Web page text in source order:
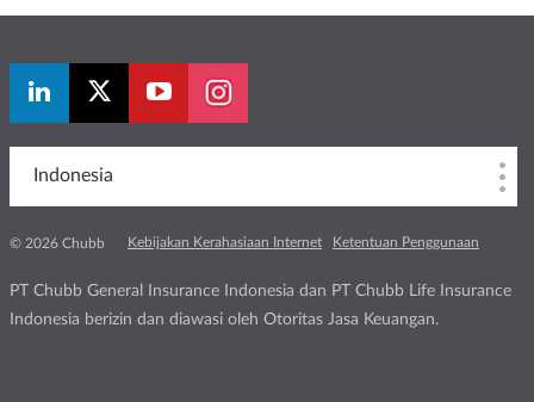
Indonesia
© 2026 Chubb Kebijakan Kerahasiaan Internet Ketentuan Penggunaan
PT Chubb General Insurance Indonesia dan PT Chubb Life Insurance
Indonesia berizin dan diawasi oleh Otoritas Jasa Keuangan.